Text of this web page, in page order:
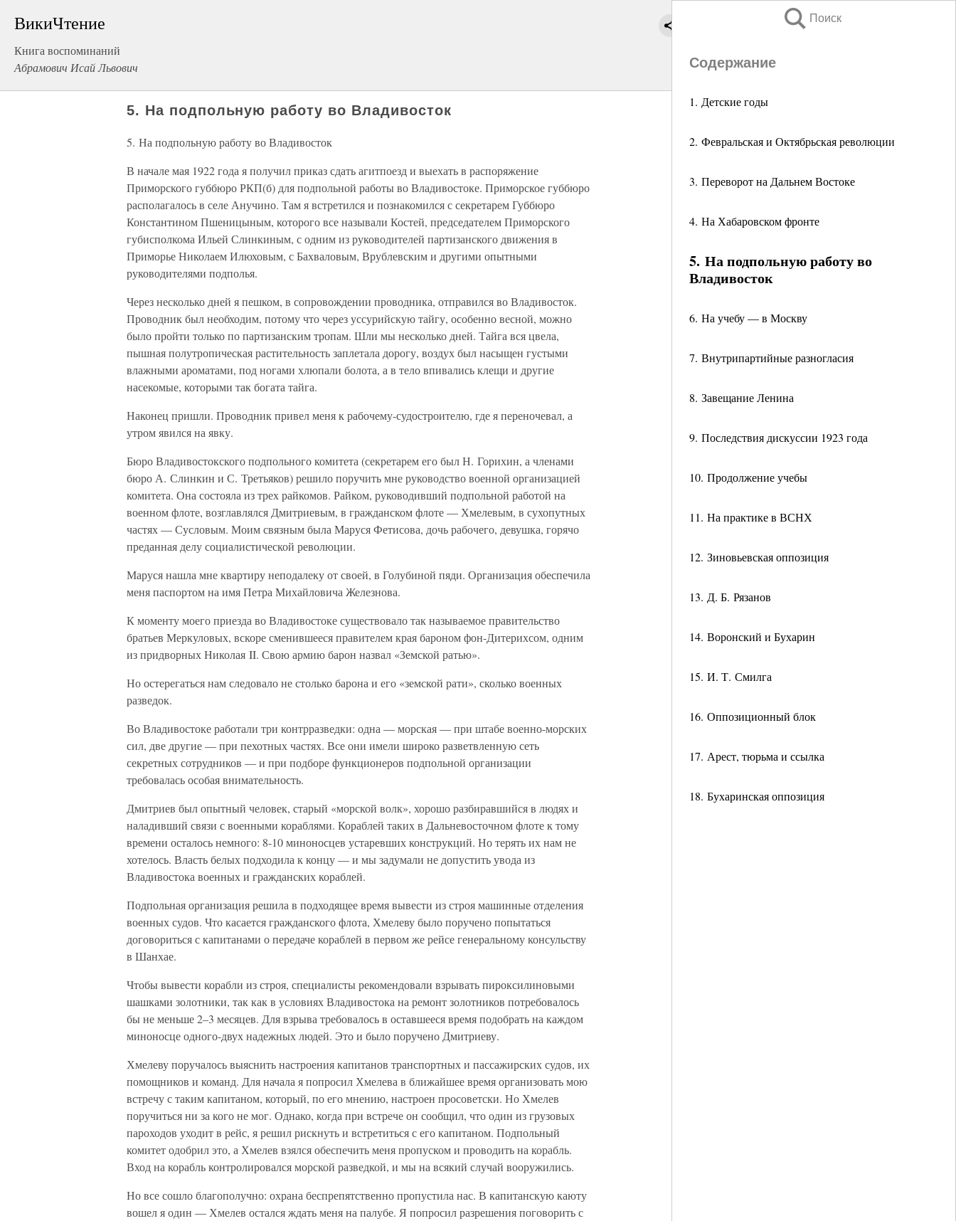
ВикиЧтение
Книга воспоминаний
Абрамович Исай Львович
Поиск
Содержание
1. Детские годы
2. Февральская и Октябрьская революции
3. Переворот на Дальнем Востоке
4. На Хабаровском фронте
5. На подпольную работу во
Владивосток
6. На учебу — в Москву
7. Внутрипартийные разногласия
8. Завещание Ленина
9. Последствия дискуссии 1923 года
10. Продолжение учебы
11. На практике в ВСНХ
12. Зиновьевская оппозиция
13. Д. Б. Рязанов
14. Воронский и Бухарин
15. И. Т. Смилга
16. Оппозиционный блок
17. Арест, тюрьма и ссылка
18. Бухаринская оппозиция
5. На подпольную работу во Владивосток
5. На подпольную работу во Владивосток
В начале мая 1922 года я получил приказ сдать агитпоезд и выехать в распоряжение
Приморского губбюро РКП(б) для подпольной работы во Владивостоке. Приморское губбюро
располагалось в селе Анучино. Там я встретился и познакомился с секретарем Губбюро
Константином Пшеницыным, которого все называли Костей, председателем Приморского
губисполкома Ильей Слинкиным, с одним из руководителей партизанского движения в
Приморье Николаем Илюховым, с Бахваловым, Врублевским и другими опытными
руководителями подполья.
Через несколько дней я пешком, в сопровождении проводника, отправился во Владивосток.
Проводник был необходим, потому что через уссурийскую тайгу, особенно весной, можно
было пройти только по партизанским тропам. Шли мы несколько дней. Тайга вся цвела,
пышная полутропическая растительность заплетала дорогу, воздух был насыщен густыми
влажными ароматами, под ногами хлюпали болота, а в тело впивались клещи и другие
насекомые, которыми так богата тайга.
Наконец пришли. Проводник привел меня к рабочему-судостроителю, где я переночевал, а
утром явился на явку.
Бюро Владивостокского подпольного комитета (секретарем его был Н. Горихин, а членами
бюро А. Слинкин и С. Третьяков) решило поручить мне руководство военной организацией
комитета. Она состояла из трех райкомов. Райком, руководивший подпольной работой на
военном флоте, возглавлялся Дмитриевым, в гражданском флоте — Хмелевым, в сухопутных
частях — Сусловым. Моим связным была Маруся Фетисова, дочь рабочего, девушка, горячо
преданная делу социалистической революции.
Маруся нашла мне квартиру неподалеку от своей, в Голубиной пяди. Организация обеспечила
меня паспортом на имя Петра Михайловича Железнова.
К моменту моего приезда во Владивостоке существовало так называемое правительство
братьев Меркуловых, вскоре сменившееся правителем края бароном фон-Дитерихсом, одним
из придворных Николая II. Свою армию барон назвал «Земской ратью».
Но остерегаться нам следовало не столько барона и его «земской рати», сколько военных
разведок.
Во Владивостоке работали три контрразведки: одна — морская — при штабе военно-морских
сил, две другие — при пехотных частях. Все они имели широко разветвленную сеть
секретных сотрудников — и при подборе функционеров подпольной организации
требовалась особая внимательность.
Дмитриев был опытный человек, старый «морской волк», хорошо разбиравшийся в людях и
наладивший связи с военными кораблями. Кораблей таких в Дальневосточном флоте к тому
времени осталось немного: 8-10 миноносцев устаревших конструкций. Но терять их нам не
хотелось. Власть белых подходила к концу — и мы задумали не допустить увода из
Владивостока военных и гражданских кораблей.
Подпольная организация решила в подходящее время вывести из строя машинные отделения
военных судов. Что касается гражданского флота, Хмелеву было поручено попытаться
договориться с капитанами о передаче кораблей в первом же рейсе генеральному консульству
в Шанхае.
Чтобы вывести корабли из строя, специалисты рекомендовали взрывать пироксилиновыми
шашками золотники, так как в условиях Владивостока на ремонт золотников потребовалось
бы не меньше 2–3 месяцев. Для взрыва требовалось в оставшееся время подобрать на каждом
миноносце одного-двух надежных людей. Это и было поручено Дмитриеву.
Хмелеву поручалось выяснить настроения капитанов транспортных и пассажирских судов, их
помощников и команд. Для начала я попросил Хмелева в ближайшее время организовать мою
встречу с таким капитаном, который, по его мнению, настроен просоветски. Но Хмелев
поручиться ни за кого не мог. Однако, когда при встрече он сообщил, что один из грузовых
пароходов уходит в рейс, я решил рискнуть и встретиться с его капитаном. Подпольный
комитет одобрил это, а Хмелев взялся обеспечить меня пропуском и проводить на корабль.
Вход на корабль контролировался морской разведкой, и мы на всякий случай вооружились.
Но все сошло благополучно: охрана беспрепятственно пропустила нас. В капитанскую каюту
вошел я один — Хмелев остался ждать меня на палубе. Я попросил разрешения поговорить с